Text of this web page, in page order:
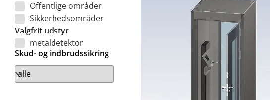
Offentlige områder
Sikkerhedsområder
Valgfrit udstyr
metaldetektor
Skud- og indbrudssikring